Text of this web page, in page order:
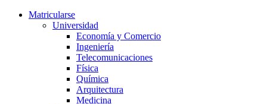
Matricularse
Universidad
Economía y Comercio
Ingeniería
Telecomunicaciones
Física
Química
Arquitectura
Medicina